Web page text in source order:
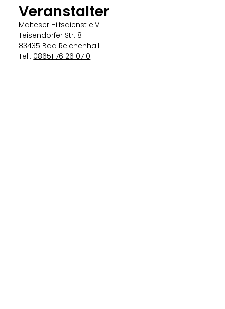
Veranstalter
Malteser Hilfsdienst e.V.
Teisendorfer Str. 8
83435 Bad Reichenhall
Tel.: 08651 76 26 07 0